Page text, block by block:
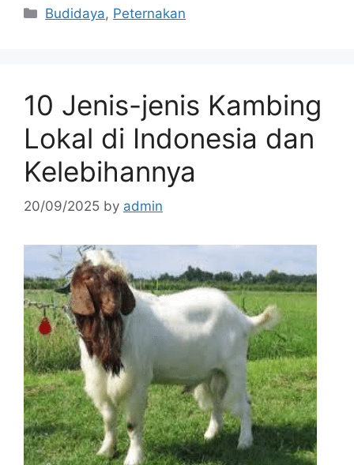
Categories
Budidaya, Peternakan
10 Jenis-jenis Kambing
Lokal di Indonesia dan
Kelebihannya
20/09/2025 by admin